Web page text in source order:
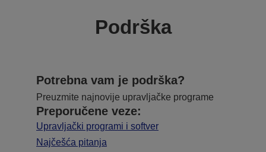
Podrška
Potrebna vam je podrška?
Preuzmite najnovije upravljačke programe
Preporučene veze:
Upravljački programi i softver
Najčešća pitanja